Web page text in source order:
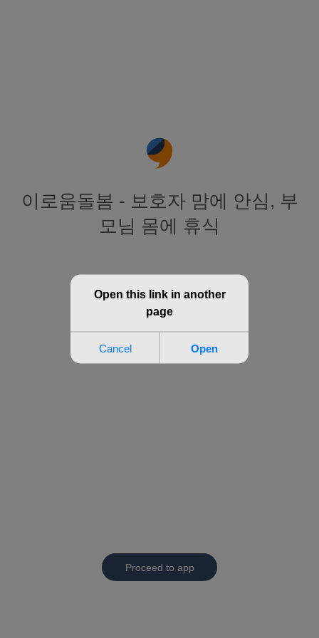
이로움돌봄 - 보호자 맘에 안심, 부
모님 몸에 휴식
Proceed to app